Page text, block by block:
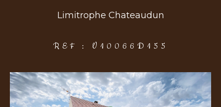
Limitrophe Chateaudun
REF : V10066D155